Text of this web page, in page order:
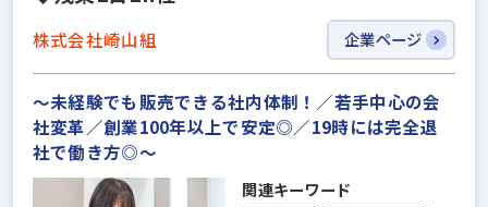
株式会社崎山組 企業ページ
～未経験でも販売できる社内体制！／若手中心の会
社変革／創業100年以上で安定◎／19時には完全退
社で働き方◎～
関連キーワード